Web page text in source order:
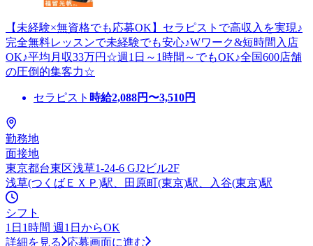
【未経験×無資格でも応募OK】セラピストで高収入を実現♪
完全無料レッスンで未経験でも安心♪Wワーク&短時間入店
OK♪平均月収33万円☆週1日～1時間～でもOK♪全国600店舗
の圧倒的集客力☆
セラピスト 時給2,088円〜3,510円
勤務地
面接地
東京都台東区浅草1-24-6 GJ2ビル2F
浅草(つくばＥＸＰ)駅、田原町(東京)駅、入谷(東京)駅
シフト
1日1時間 週1日からOK
詳細を見る
応募画面に進む